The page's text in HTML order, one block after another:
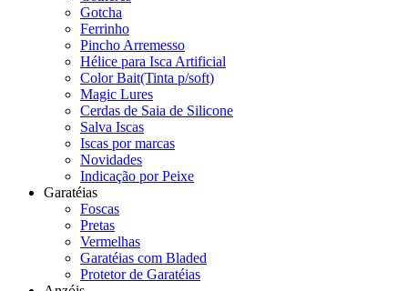
Gotcha
Ferrinho
Pincho Arremesso
Hélice para Isca Artificial
Color Bait(Tinta p/soft)
Magic Lures
Cerdas de Saia de Silicone
Salva Iscas
Iscas por marcas
Novidades
Indicação por Peixe
Garatéias
Foscas
Pretas
Vermelhas
Garatéias com Bladed
Protetor de Garatéias